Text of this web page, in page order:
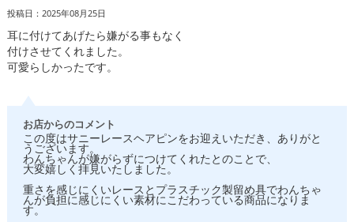
投稿日：2025年08月25日
耳に付けてあげたら嫌がる事もなく
付けさせてくれました。
可愛らしかったです。
お店からのコメント
この度はサニーレースヘアピンをお迎えいただき、ありがと
うございます。
わんちゃんが嫌がらずにつけてくれたとのことで、
大変嬉しく拝見いたしました。
重さを感じにくいレースとプラスチック製留め具でわんちゃ
んが負担に感じにくい素材にこだわっている商品になりま
す。